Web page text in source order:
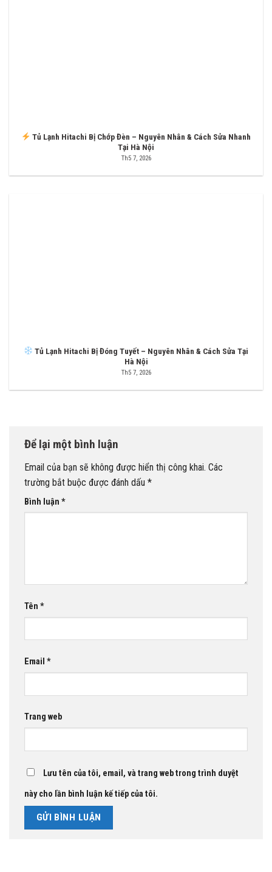
Tủ Lạnh Hitachi Bị Chớp Đèn – Nguyên Nhân & Cách Sửa Nhanh
Tại Hà Nội
Th5 7, 2026
Tủ Lạnh Hitachi Bị Đóng Tuyết – Nguyên Nhân & Cách Sửa Tại
Hà Nội
Th5 7, 2026
Để lại một bình luận
Email của bạn sẽ không được hiển thị công khai. Các
trường bắt buộc được đánh dấu *
Bình luận *
Tên *
Email *
Trang web
Lưu tên của tôi, email, và trang web trong trình duyệt
này cho lần bình luận kế tiếp của tôi.